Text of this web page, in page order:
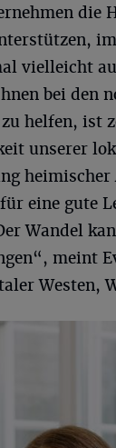
die
vielleicht
bei den
zu helfen, ist
unserer
eine gute
Wandel
meint
Westen,